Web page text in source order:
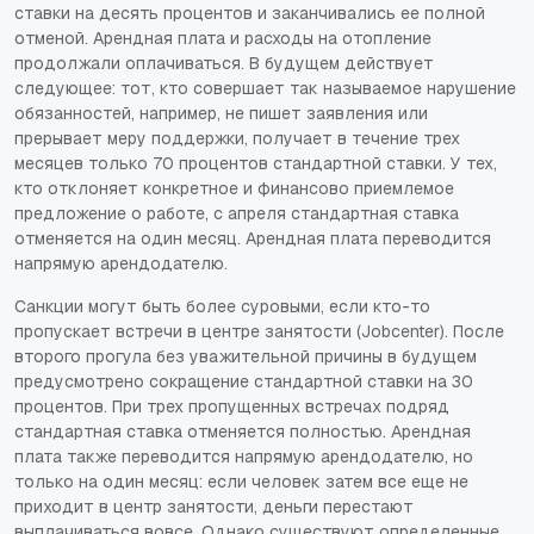
ставки на десять процентов и заканчивались ее полной
отменой. Арендная плата и расходы на отопление
продолжали оплачиваться. В будущем действует
следующее: тот, кто совершает так называемое нарушение
обязанностей, например, не пишет заявления или
прерывает меру поддержки, получает в течение трех
месяцев только 70 процентов стандартной ставки. У тех,
кто отклоняет конкретное и финансово приемлемое
предложение о работе, с апреля стандартная ставка
отменяется на один месяц. Арендная плата переводится
напрямую арендодателю.
Санкции могут быть более суровыми, если кто-то
пропускает встречи в центре занятости (Jobcenter). После
второго прогула без уважительной причины в будущем
предусмотрено сокращение стандартной ставки на 30
процентов. При трех пропущенных встречах подряд
стандартная ставка отменяется полностью. Арендная
плата также переводится напрямую арендодателю, но
только на один месяц: если человек затем все еще не
приходит в центр занятости, деньги перестают